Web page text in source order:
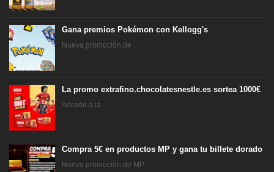
Gana premios Pokémon con Kellogg's
Nueva promoción de ...
La promo extrafino.chocolatesnestle.es sortea 1000€
Accede a la ...
Compra 5€ en productos MP y gana tu billete dorado
Nueva promoción de MP ...